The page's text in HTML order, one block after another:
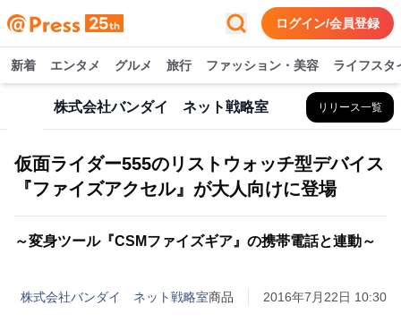
ログイン/会員登録
新着 エンタメ グルメ 旅行 ファッション・美容 ライフスタ
株式会社バンダイ ネット戦略室 リリース一覧
仮面ライダー555のリストウォッチ型デバイス
『ファイズアクセル』が大人向けに登場
～変身ツール『CSMファイズギア』の携帯電話と連動～
株式会社バンダイ ネット戦略室商品 2016年7月22日 10:30